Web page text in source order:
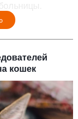
кошек